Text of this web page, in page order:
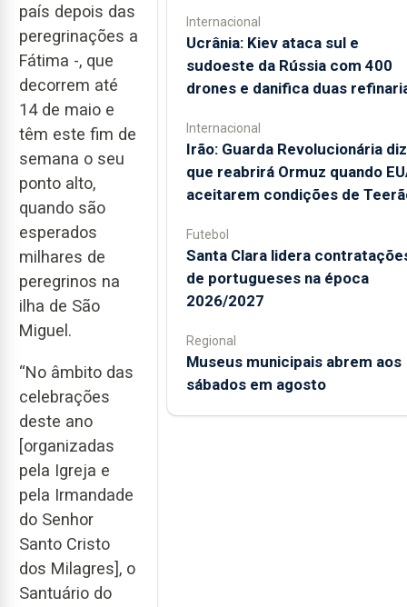
país depois das
peregrinações a
Fátima -, que
decorrem até
14 de maio e
têm este fim de
semana o seu
ponto alto,
quando são
esperados
milhares de
peregrinos na
ilha de São
Miguel.
“No âmbito das
celebrações
deste ano
[organizadas
pela Igreja e
pela Irmandade
do Senhor
Santo Cristo
dos Milagres], o
Santuário do
Internacional
Ucrânia: Kiev ataca sul e
sudoeste da Rússia com 400
drones e danifica duas
Internacional
Irão: Guarda Revolucionária diz
que reabrirá Ormuz quando
aceitarem condições de
Futebol
Santa Clara lidera
de portugueses na época
2026/2027
Regional
Museus municipais abrem aos
sábados em agosto